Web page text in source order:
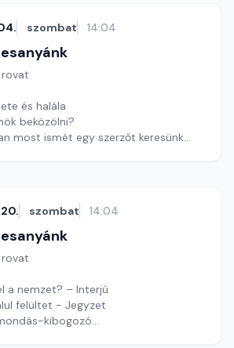
Nagy György András
szombat 14:04
rovat
és halála
beközölni?
most ismét egy szerzőt keresünk
szombat 14:04
rovat
a nemzet? – Interjú
felültet - Jegyzet
kibogozó